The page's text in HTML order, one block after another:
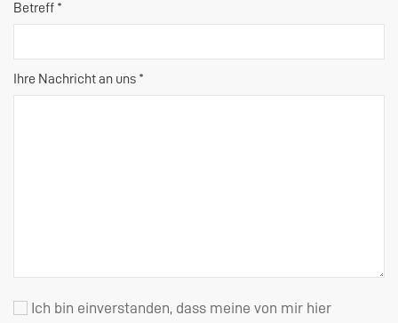
Betreff *
Ihre Nachricht an uns *
Ich bin einverstanden, dass meine von mir hier